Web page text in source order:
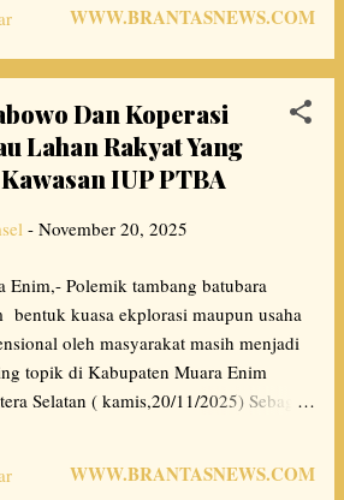
termasuk daerah rawan gizi,
UMKM BP BUMN, Loto
Ginting, mengungkapkan festival ini
dan mempromosikan produk
“Acara ini menjadi wadah strategis
pelaku UMKM kuliner dari berbagai
produk, serta meningkatkan
jelasnya. Loto berharap
BP BUMN, Danantara Indonesia,
dapat mendorong terciptanya
yang lebih produktif di daerah.
ini juga merupakan bagian dari
menuju Visi Indonesia Emas
WWW.BRANTASNEWS.COM
Dan Koperasi
Lahan Rakyat Yang
IUP PTBA
- November 20, 2025
Enim,- Polemik tambang batubara
bentuk kuasa ekplorasi maupun usaha
oleh masyarakat masih menjadi
topik di Kabupaten Muara Enim
Selatan ( kamis,20/11/2025) Sebagai
melalui tambang rakyat, dengan
WWW.BRANTASNEWS.COM